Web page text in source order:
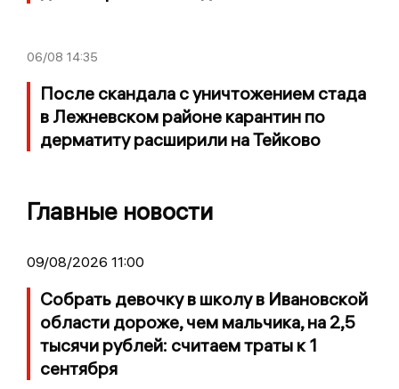
06/08 14:35
После скандала с уничтожением стада
в Лежневском районе карантин по
дерматиту расширили на Тейково
Главные новости
09/08/2026 11:00
Собрать девочку в школу в Ивановской
области дороже, чем мальчика, на 2,5
тысячи рублей: считаем траты к 1
сентября